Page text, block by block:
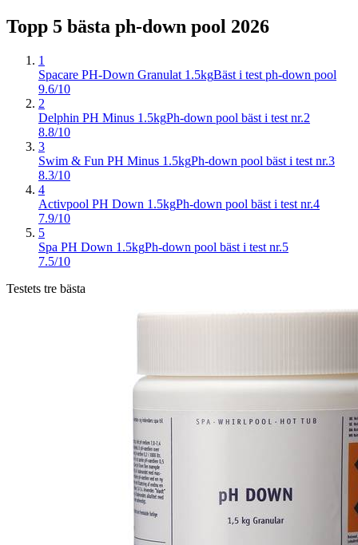
Topp 5 bästa ph-down pool 2026
1
Spacare PH-Down Granulat 1.5kgBäst i test ph-down pool
9.6/10
2
Delphin PH Minus 1.5kgPh-down pool bäst i test nr.2
8.8/10
3
Swim & Fun PH Minus 1.5kgPh-down pool bäst i test nr.3
8.3/10
4
Activpool PH Down 1.5kgPh-down pool bäst i test nr.4
7.9/10
5
Spa PH Down 1.5kgPh-down pool bäst i test nr.5
7.5/10
Testets tre bästa